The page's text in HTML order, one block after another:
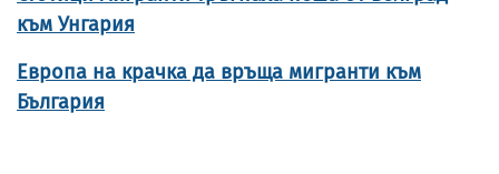
към Унгария
Европа на крачка да връща мигранти към
България